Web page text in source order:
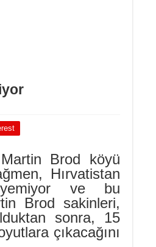
Brod köyü
Hırvatistan
ve bu
Brod sakinleri,
sonra, 15
çıkacağını